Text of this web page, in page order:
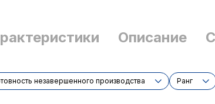
Описание
незавершенного производства Ранг